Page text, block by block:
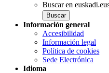
Buscar en
Información general
Accesibilidad
Información legal
Política de cookies
Sede Electrónica
Idioma